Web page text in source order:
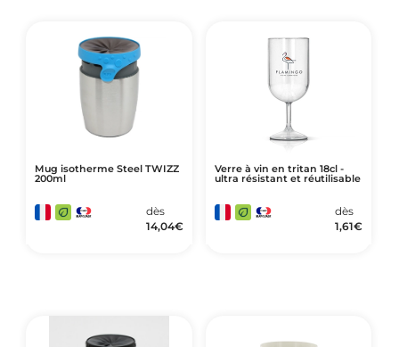
Mug isotherme Steel TWIZZ
200ml
dès
14,04€
Verre à vin en tritan 18cl -
ultra résistant et réutilisable
dès
1,61€